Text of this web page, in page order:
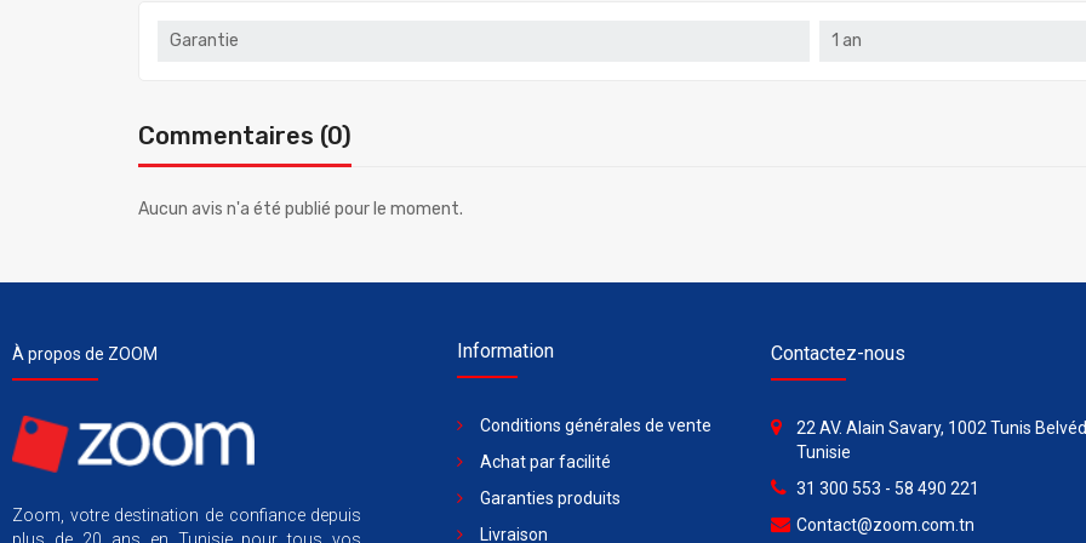
Garantie 1 an
Commentaires (0)
Aucun avis n'a été publié pour le moment.
À propos de ZOOM
Zoom, votre destination de confiance depuis
Information
Conditions générales de vente
Achat par facilité
Garanties produits
Livraison
Contactez-nous
22 AV. Alain Savary, 1002 Tunis
Tunisie
31 300 553 - 58 490 221
Contact@zoom.com.tn